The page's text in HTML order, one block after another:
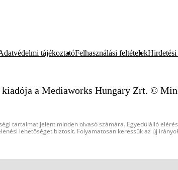
tájékoztatóFelhasználási feltételekHirdetési
kiadója a Mediaworks Hungary Zrt. ©
tartalmat jelent minden olvasó számára. Egyedülálló
lehetőséget biztosít. Folyamatosan keressük az új